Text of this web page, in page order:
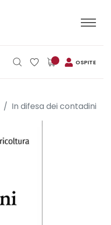
OSPITE
In difesa dei contadini